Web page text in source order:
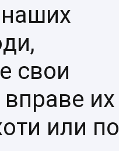
наших
свои
их
или по